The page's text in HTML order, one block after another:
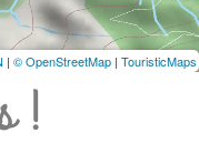
| © OpenStreetMap | TouristicMaps
!